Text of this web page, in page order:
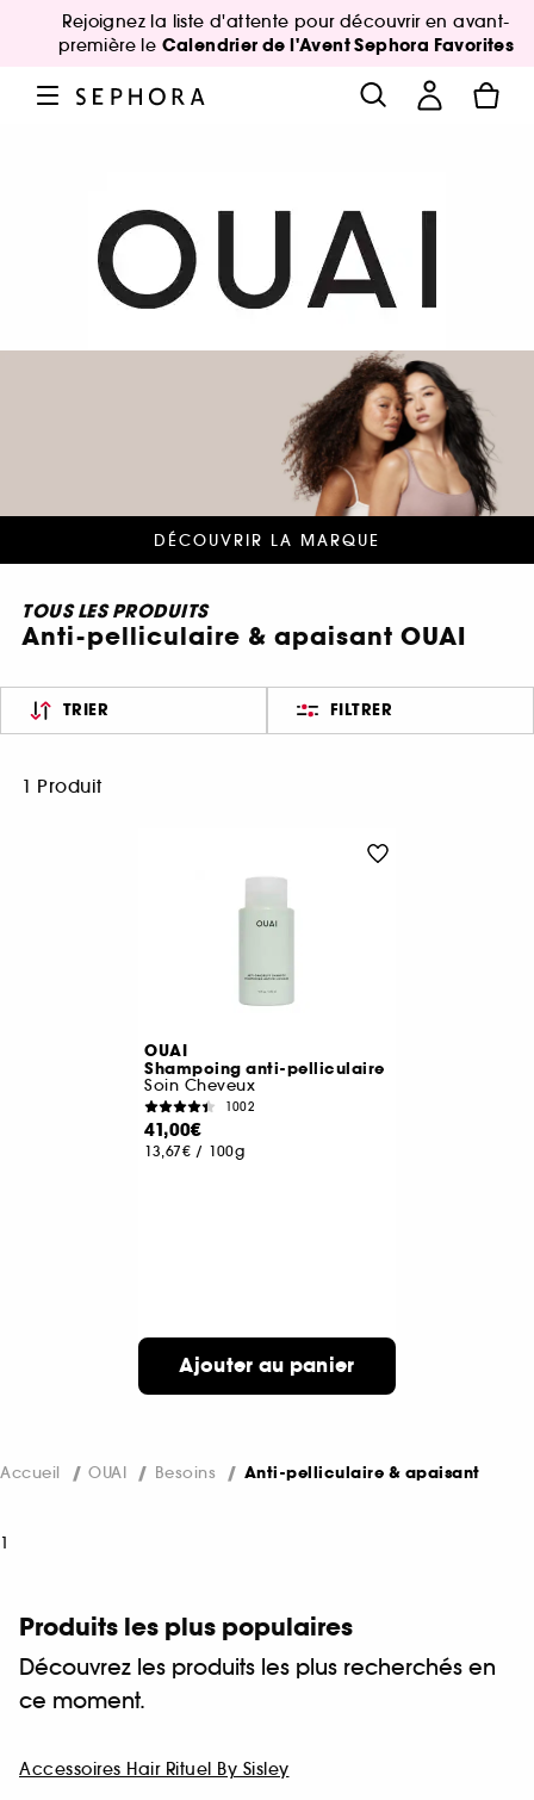
Rejoignez la liste d'attente pour découvrir en avant-
première le Calendrier de l'Avent Sephora Favorites
DÉCOUVRIR LA MARQUE
TOUS LES PRODUITS
Anti-pelliculaire & apaisant OUAI
TRIER FILTRER
1 Produit
OUAI
Shampoing anti-pelliculaire
Soin Cheveux
1002
41,00€
13,67€ / 100g
Ajouter au panier
Accueil OUAI Besoins Anti-pelliculaire & apaisant
1
Produits les plus populaires
Découvrez les produits les plus recherchés en
ce moment.
Accessoires Hair Rituel By Sisley